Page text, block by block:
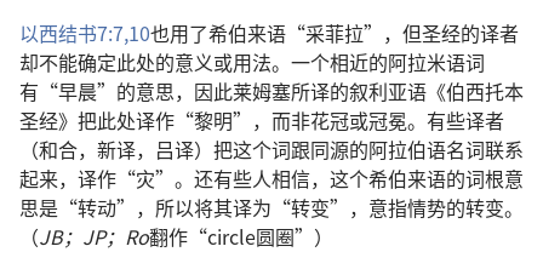
以西结书7:7,10也用了希伯来语“采菲拉”，但圣经的译者
却不能确定此处的意义或用法。一个相近的阿拉米语词
有“早晨”的意思，因此莱姆塞所译的叙利亚语《伯西托本
圣经》把此处译作“黎明”，而非花冠或冠冕。有些译者
（和合，新译，吕译）把这个词跟同源的阿拉伯语名词联系
起来，译作“灾”。还有些人相信，这个希伯来语的词根意
思是“转动”，所以将其译为“转变”，意指情势的转变。
（JB；JP；Ro翻作“circle圆圈”）